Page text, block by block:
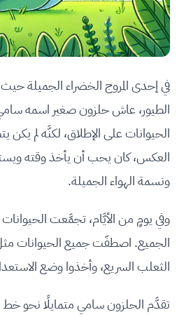
في إحدى المروج الخضراء الجميلة
الطيور، عاش حلزون صغير اسمه
الحيوانات على الإطلاق، لكنَّه لم
العكس، كان يحب أن يأخذ وقته
ونسمة الهواء الجميلة.
وفي يومٍ من الأيَّام، تجمَّعت
الجميع. اصطفّت جميع الحيوانات
الثعلب السريع، وأخذوا وضع
تقدَّم الحلزون سامي متمايلًا نحو